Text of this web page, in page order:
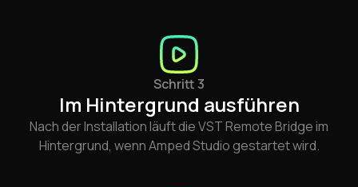
Schritt 3
Im Hintergrund ausführen
Nach der Installation läuft die VST Remote Bridge im
Hintergrund, wenn Amped Studio gestartet wird.